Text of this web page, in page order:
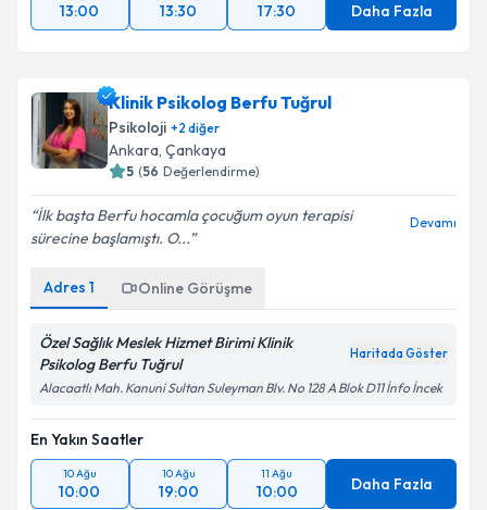
13:00
13:30 17:30 Daha Fazla
Klinik Psikolog Berfu Tuğrul
Psikoloji +2 diğer
Ankara, Çankaya
5 (56 Değerlendirme)
İlk başta Berfu hocamla çocuğum oyun terapisi
sürecine başlamıştı. O...
Devamı
Adres 1 Online Görüşme
Özel Sağlık Meslek Hizmet Birimi Klinik
Psikolog Berfu Tuğrul
Haritada Göster
Alacaatlı Mah. Kanuni Sultan Suleyman Blv. No 128 A Blok D11 İnfo İncek
En Yakın Saatler
10 Ağu
10:00
10 Ağu
19:00
11 Ağu
10:00 Daha Fazla